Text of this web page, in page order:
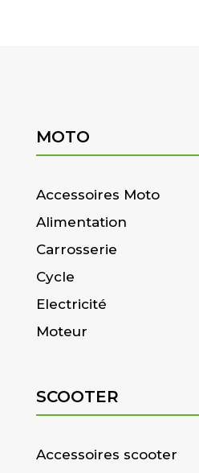
MOTO
Accessoires Moto
Alimentation
Carrosserie
Cycle
Electricité
Moteur
SCOOTER
Accessoires scooter